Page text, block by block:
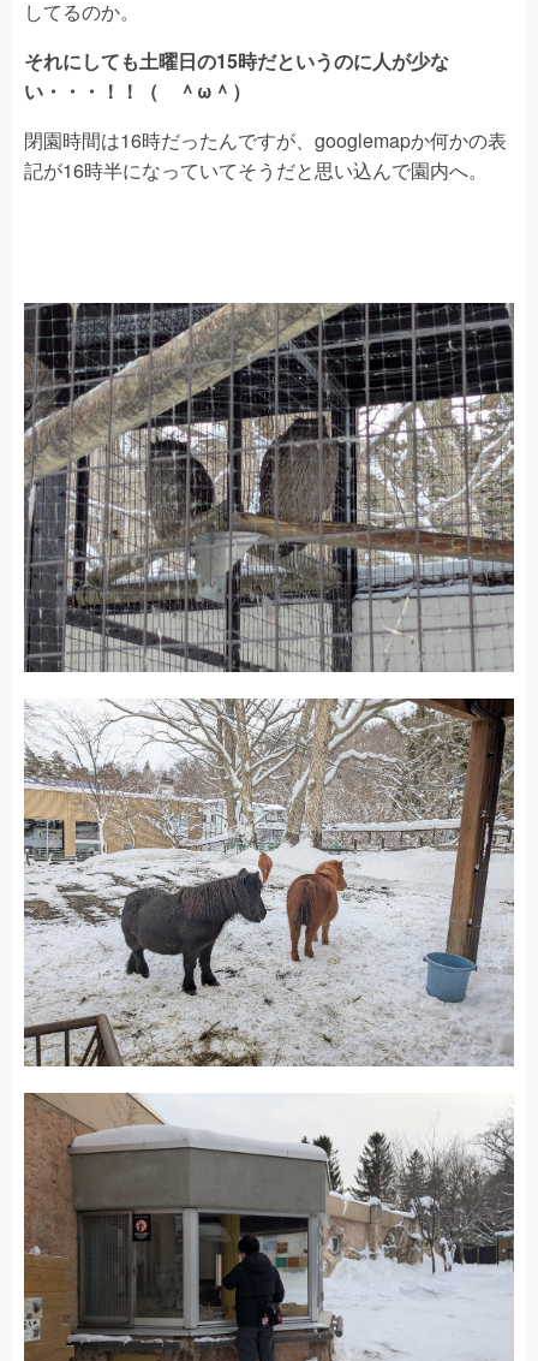
してるのか。
それにしても土曜日の15時だというのに人が少な
い・・・！！（ ＾ω＾）
閉園時間は16時だったんですが、googlemapか何かの表
記が16時半になっていてそうだと思い込んで園内へ。